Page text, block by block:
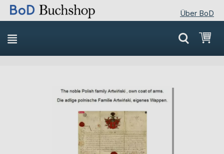
Über BoD
Direkt
zum
Inhalt
Skip
to
the
end
of
the
Skip
to
the
beginning
of
the